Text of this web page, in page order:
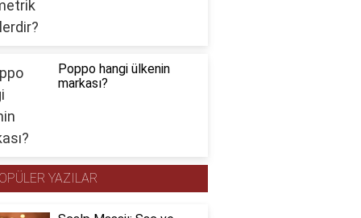
Poppo hangi ülkenin
markası?
YAZILAR